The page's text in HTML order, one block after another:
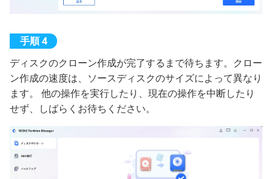
ディスクのクローン作成が完了するまで待ちます。クロー
ン作成の速度は、ソースディスクのサイズによって異なり
ます。 他の操作を実行したり、現在の操作を中断したり
せず、しばらくお待ちください。